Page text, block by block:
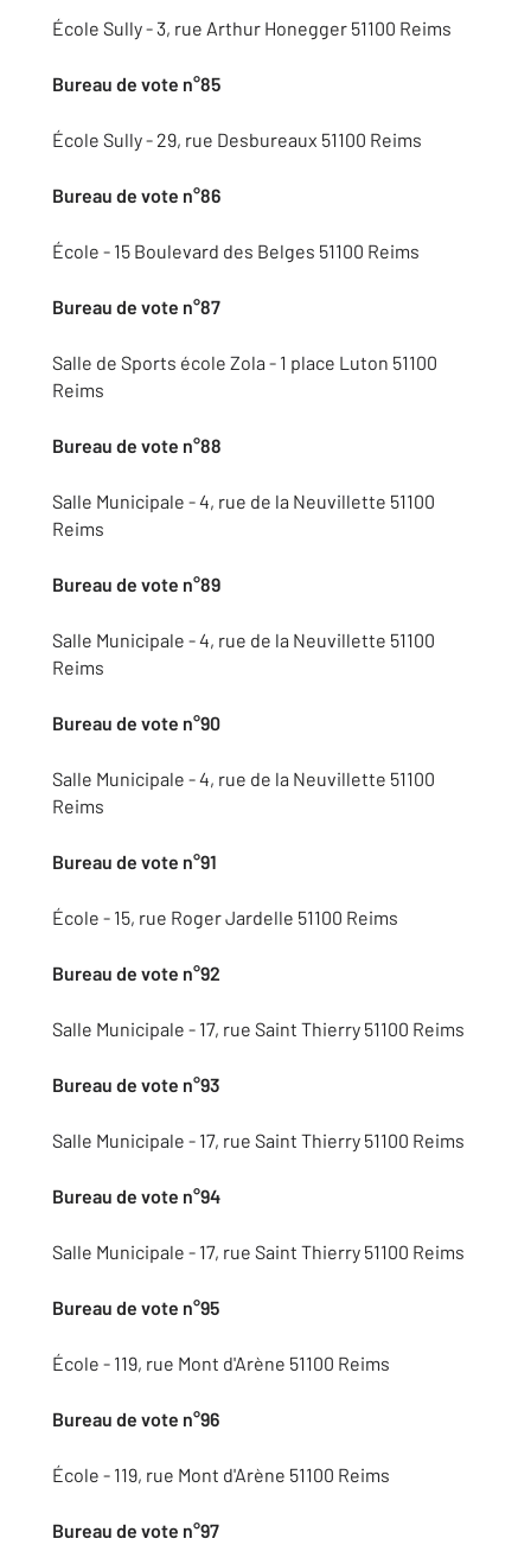
École Sully - 3, rue Arthur Honegger 51100 Reims
Bureau de vote n°85
École Sully - 29, rue Desbureaux 51100 Reims
Bureau de vote n°86
École - 15 Boulevard des Belges 51100 Reims
Bureau de vote n°87
Salle de Sports école Zola - 1 place Luton 51100
Reims
Bureau de vote n°88
Salle Municipale - 4, rue de la Neuvillette 51100
Reims
Bureau de vote n°89
Salle Municipale - 4, rue de la Neuvillette 51100
Reims
Bureau de vote n°90
Salle Municipale - 4, rue de la Neuvillette 51100
Reims
Bureau de vote n°91
École - 15, rue Roger Jardelle 51100 Reims
Bureau de vote n°92
Salle Municipale - 17, rue Saint Thierry 51100 Reims
Bureau de vote n°93
Salle Municipale - 17, rue Saint Thierry 51100 Reims
Bureau de vote n°94
Salle Municipale - 17, rue Saint Thierry 51100 Reims
Bureau de vote n°95
École - 119, rue Mont d'Arène 51100 Reims
Bureau de vote n°96
École - 119, rue Mont d'Arène 51100 Reims
Bureau de vote n°97